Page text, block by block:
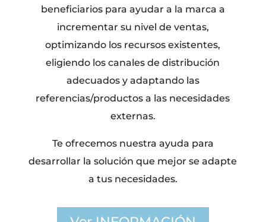
beneficiarios para ayudar a la marca a
incrementar su nivel de ventas,
optimizando los recursos existentes,
eligiendo los canales de distribución
adecuados y adaptando las
referencias/productos a las necesidades
externas.
Te ofrecemos nuestra ayuda para
desarrollar la solución que mejor se adapte
a tus necesidades.